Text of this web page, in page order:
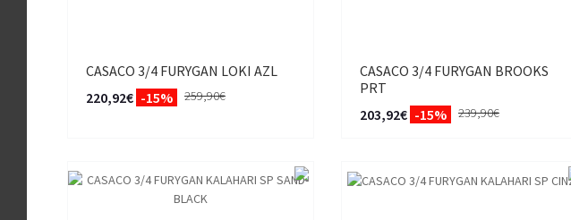
CASACO 3/4 FURYGAN LOKI AZL
220,92€ -15% 259,90€
CASACO 3/4 FURYGAN BROOKS
PRT
203,92€ -15% 239,90€